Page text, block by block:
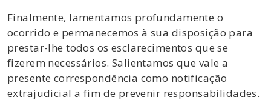
Finalmente, lamentamos profundamente o
ocorrido e permanecemos à sua disposição para
prestar-lhe todos os esclarecimentos que se
fizerem necessários. Salientamos que vale a
presente correspondência como notificação
extrajudicial a fim de prevenir responsabilidades.